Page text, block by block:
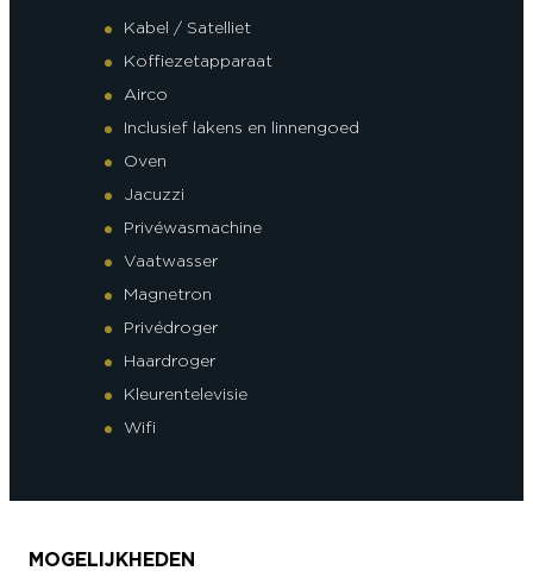
Kabel / Satelliet
Koffiezetapparaat
Airco
Inclusief lakens en linnengoed
Oven
Jacuzzi
Privéwasmachine
Vaatwasser
Magnetron
Privédroger
Haardroger
Kleurentelevisie
Wifi
MOGELIJKHEDEN